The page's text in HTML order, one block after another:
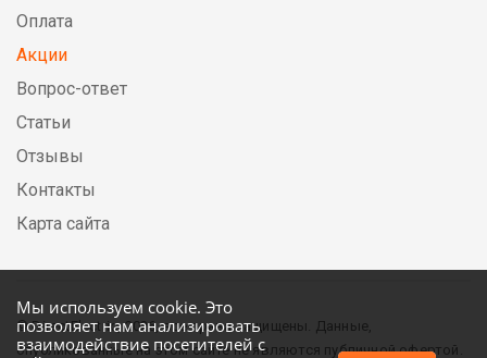
Мы используем cookie. Это
позволяет нам анализировать
взаимодействие посетителей с
Оплата
Акции
Вопрос-ответ
Статьи
Отзывы
Контакты
Карта сайта
© DirectElectric, 2026, все права защищены. Данные,
опубликованные на этом сайте не являются публичной офертой.